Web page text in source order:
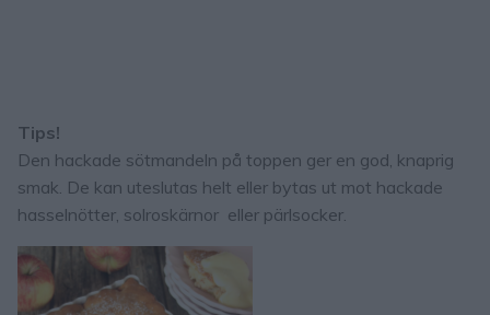
Tips!
Den hackade sötmandeln på toppen ger en god, knaprig
smak. De kan uteslutas helt eller bytas ut mot hackade
hasselnötter, solroskärnor eller pärlsocker.